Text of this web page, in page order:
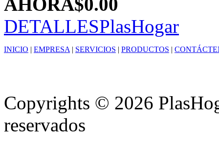
DETALLESPlasHogar
INICIO | EMPRESA | SERVICIOS | PRODUCTOS |
Copyrights © 2026
reservados